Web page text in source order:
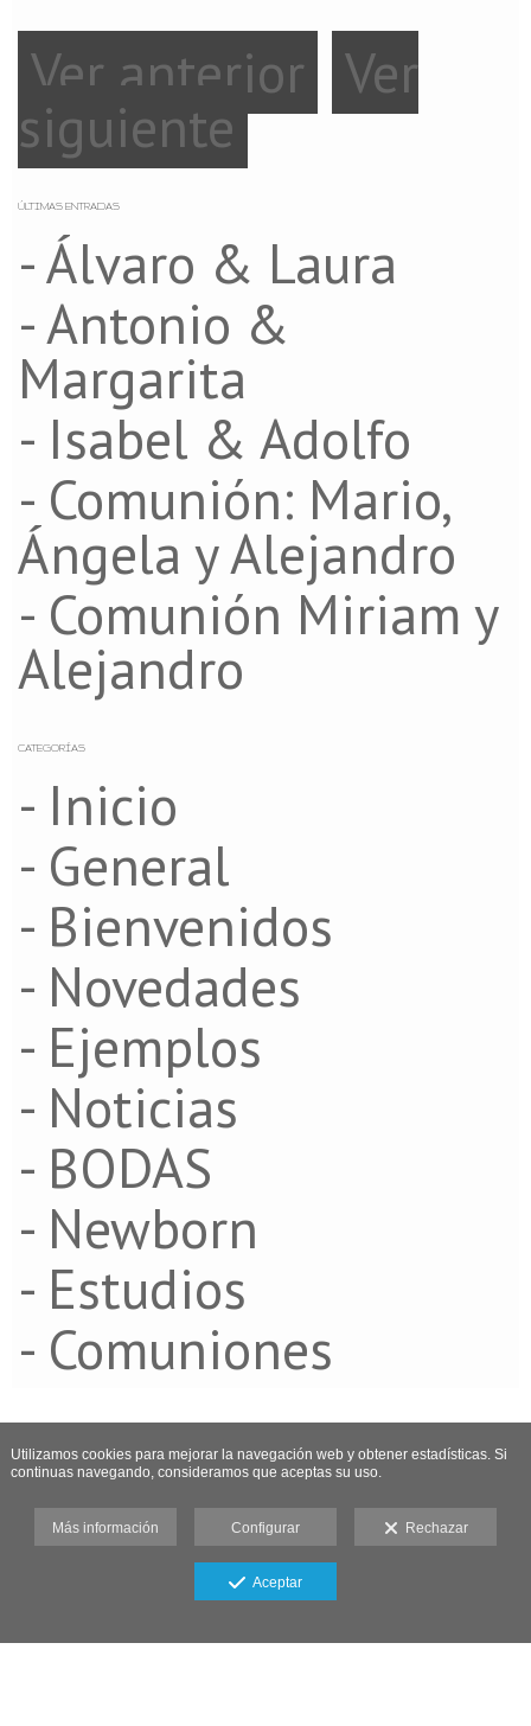
Ver anterior Ver
siguiente
ÚLTIMAS ENTRADAS
- Álvaro & Laura
- Antonio &
Margarita
- Isabel & Adolfo
- Comunión: Mario,
Ángela y Alejandro
- Comunión Miriam y
Alejandro
CATEGORÍAS
- Inicio
- General
- Bienvenidos
- Novedades
- Ejemplos
- Noticias
- BODAS
- Newborn
- Estudios
- Comuniones
Utilizamos cookies para mejorar la navegación web y obtener estadísticas. Si
continuas navegando, consideramos que aceptas su uso.
Más información Configurar Rechazar
Aceptar